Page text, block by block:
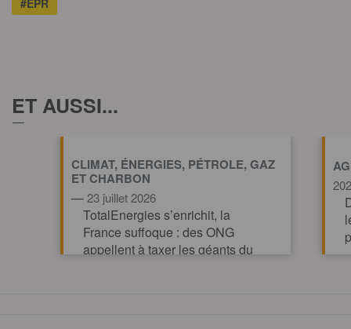
#EPR
ET AUSSI...
CLIMAT, ÉNERGIES, PÉTROLE, GAZ
ET CHARBON
—23 juillet 2026
TotalEnergies s’enrichit, la
France suffoque : des ONG
appellent à taxer les géants du